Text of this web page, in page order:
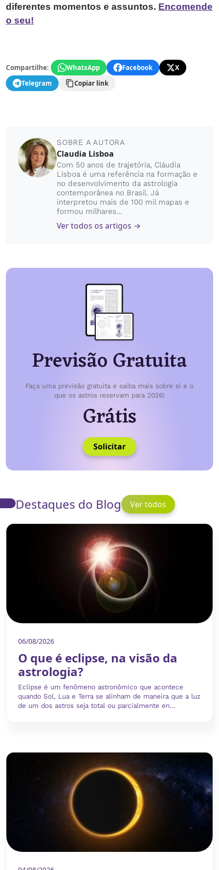
diferentes momentos e assuntos. Encomende
o seu!
Compartilhe: WhatsApp Facebook
X
Telegram
Copiar link
SOBRE A AUTORA
Claudia Lisboa
Com 50 anos de trajetória, Cláudia
Lisboa é uma referência na formação e
no desenvolvimento da astrologia
contemporânea no Brasil. Já
interpretou mais de 100 mil mapas e
formou milhares...
Ver todos os artigos →
Previsão Gratuita
Faça uma previsão gratuita e saiba mais sobre si e o
que os astros reservam para 2026!
Grátis
Solicitar
Destaques do Blog Ver todos
06/08/2026
O que é eclipse, na visão da
astrologia?
Eclipse é um fenômeno astronômico que acontece
quando Sol, Lua e Terra se alinham de maneira que a luz
de um dos astros seja total ou parcialmente en...